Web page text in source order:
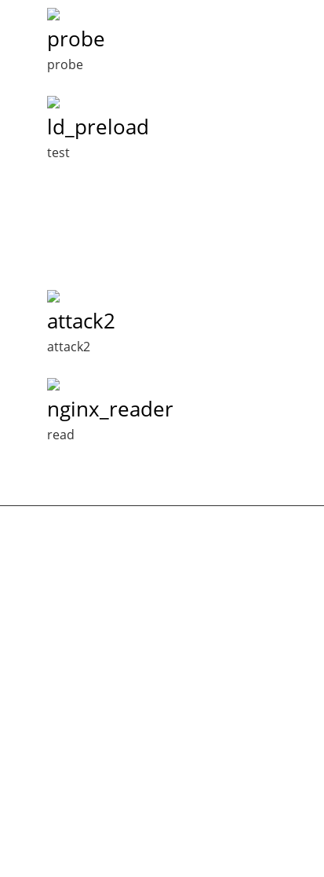
probe
probe
ld_preload
test
attack2
attack2
nginx_reader
read